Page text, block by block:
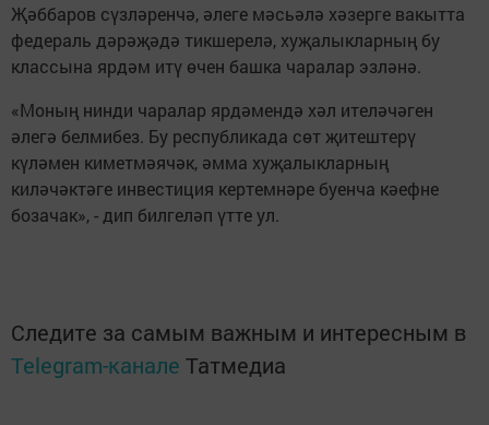
Җәббаров сүзләренчә, әлеге мәсьәлә хәзерге вакытта
федераль дәрәҗәдә тикшерелә, хуҗалыкларның бу
классына ярдәм итү өчен башка чаралар эзләнә.
«Моның нинди чаралар ярдәмендә хәл ителәчәген
әлегә белмибез. Бу республикада сөт җитештерү
күләмен киметмәячәк, әмма хуҗалыкларның
киләчәктәге инвестиция кертемнәре буенча кәефне
бозачак», - дип билгеләп үтте ул.
Следите за самым важным и интересным в
Telegram-канале Татмедиа